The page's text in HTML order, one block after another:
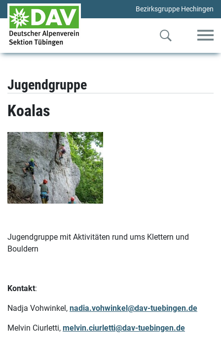
Bezirksgruppe Hechingen
Jugendgruppe
Koalas
Jugendgruppe mit Aktivitäten rund ums Klettern und
Bouldern
Kontakt:
Nadja Vohwinkel, nadia.vohwinkel@dav-tuebingen.de
Melvin Ciurletti, melvin.ciurletti@dav-tuebingen.de